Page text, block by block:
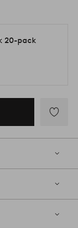
20-pack
till
favoriter